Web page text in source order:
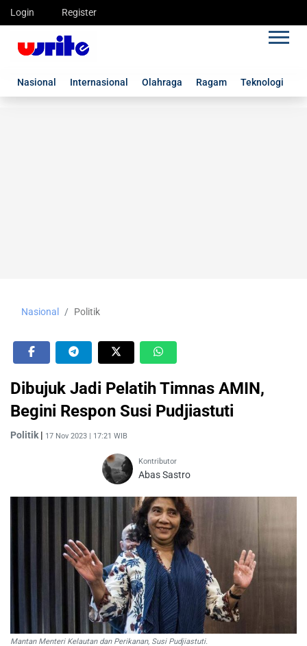
Login Register
Nasional Internasional Olahraga Ragam Teknologi
Nasional Politik
Dibujuk Jadi Pelatih Timnas AMIN,
Begini Respon Susi Pudjiastuti
Politik | 17 Nov 2023 | 17:21 WIB
Kontributor
Abas Sastro
Mantan Menteri Kelautan dan Perikanan, Susi Pudjiastuti.